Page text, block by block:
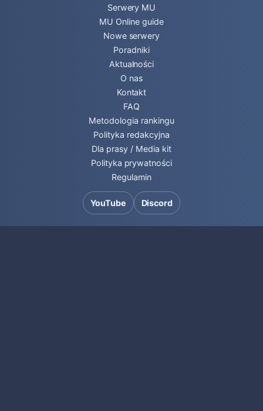
Serwery MU
MU Online guide
Nowe serwery
Poradniki
Aktualności
O nas
Kontakt
FAQ
Metodologia rankingu
Polityka redakcyjna
Dla prasy / Media kit
Polityka prywatności
Regulamin
YouTube Discord